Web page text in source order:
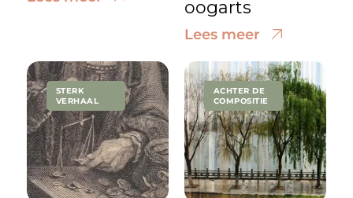
oogarts
Lees meer
STERK
VERHAAL
ACHTER DE
COMPOSITIE